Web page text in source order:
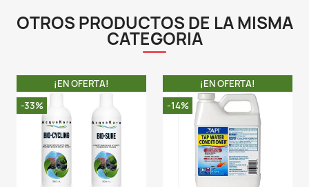
mientras que los carbonatos en exceso lo
carbonato de magnesio. En ambos casos, esto
magnesio que estaba presente en el agua ya no está
primero es más problemático; es extremadamente
Una vez que el magnesio ha precipitado como
magnesio, nunca se volverá a disolver. El carbonato de
se volverá a disolver; sin embargo, lo hace lentamente.
aunque volverá a la solución, habrá una porción
tiempo en la que los niveles de magnesio se agotarán.
LA COMPRA INCLUYE: